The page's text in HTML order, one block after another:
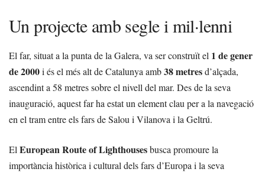
Un projecte amb segle i mil·lenni
El far, situat a la punta de la Galera, va ser construït el 1 de gener
de 2000i és el més alt de Catalunya amb38 metresd’alçada,
ascendint a 58 metres sobre el nivell del mar. Des de la seva
inauguració, aquest far ha estat un element clau per a la navegació
en el tram entre els fars de Salou i Vilanova i la Geltrú.
El European Route of Lighthousesbusca promoure la
importància històrica i cultural dels fars d’Europa i la seva